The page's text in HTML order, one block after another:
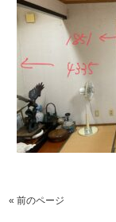
« 前のページ